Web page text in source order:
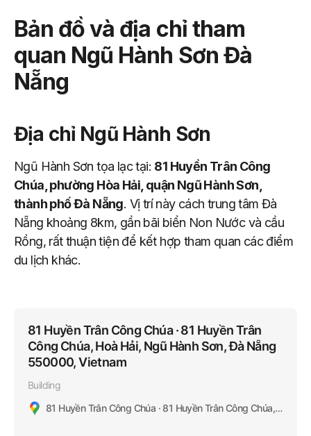
Bản đồ và địa chỉ tham
quan Ngũ Hành Sơn Đà
Nẵng
Địa chỉ Ngũ Hành Sơn
Ngũ Hành Sơn tọa lạc tại: 81 Huyền Trân Công
Chúa, phường Hòa Hải, quận Ngũ Hành Sơn,
thành phố Đà Nẵng. Vị trí này cách trung tâm Đà
Nẵng khoảng 8km, gần bãi biển Non Nước và cầu
Rồng, rất thuận tiện để kết hợp tham quan các điểm
du lịch khác.
81 Huyền Trân Công Chúa · 81 Huyền Trân
Công Chúa, Hoà Hải, Ngũ Hành Sơn, Đà Nẵng
550000, Vietnam
Building
81 Huyền Trân Công Chúa · 81 Huyền Trân Công Chúa, Hoà Hải, Ngũ Hành Sơn, Đà Nẵng 550000, Vietnam